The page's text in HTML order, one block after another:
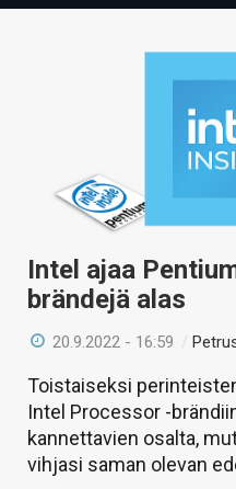
TECHBBS
VAIHDA TEEMA
HAKU
Intel ajaa
brändejä alas
20.9.2022 - 16:59 /
Toistaiseksi
Intel Processor -
kannettavien osalta,
vihjasi saman olevan